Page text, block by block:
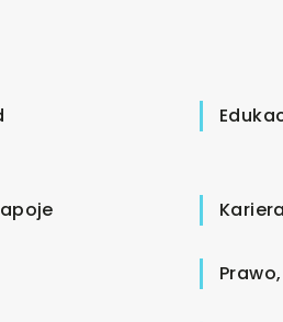
Kariera